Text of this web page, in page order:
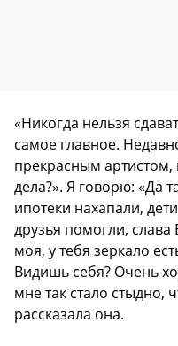
«Никогда нельзя
самое главное.
прекрасным
дела?». Я говорю: «Да
ипотеки нахапали,
друзья помогли,
моя, у тебя зеркало
Видишь себя? Очень
мне так стало стыдно,
рассказала она.